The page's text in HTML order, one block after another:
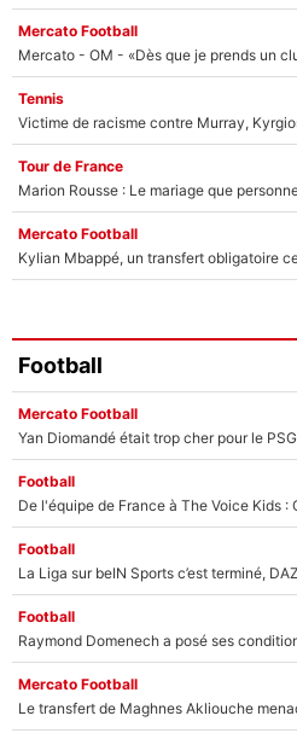
Mercato Football
Tennis
Tour de France
Marion Rousse : Le mariage que
Mercato Football
Kylian Mbappé, un transfert obligatoire
Football
Mercato Football
Football
Football
Football
Mercato Football